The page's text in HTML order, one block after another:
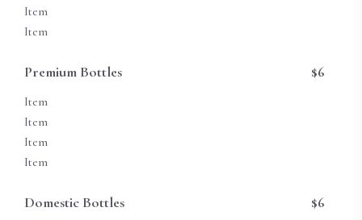
Item
Item
Premium Bottles
Item
Item
Item
Item
$6
Domestic Bottles $6